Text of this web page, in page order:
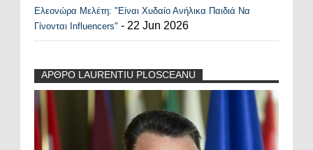
Ελεονώρα Μελέτη: "Είναι Χυδαίο Ανήλικα Παιδιά Να
Γίνονται Influencers" - 22 Jun 2026
ΑΡΘΡΟ LAURENTIU PLOSCEANU